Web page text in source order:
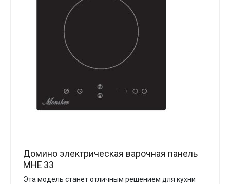
Домино электрическая варочная панель
MHE 33
Эта модель станет отличным решением для кухни